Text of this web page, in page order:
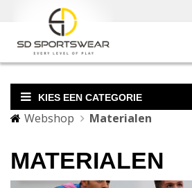
KIES EEN CATEGORIE
Webshop Materialen
MATERIALEN